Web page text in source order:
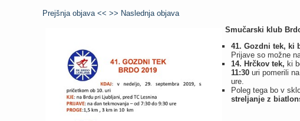
Prejšnja objava << >> Naslednja objava
Smučarski klub
41. Gozdni tek, ki
Prijave so možne
14. Hrčkov tek, ki
11:30 uri pomerili
ure.
Poleg tega bo v
streljanje z